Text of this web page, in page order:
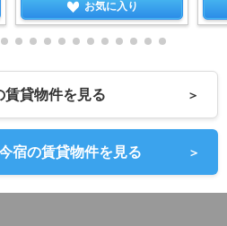
お気に入り
賃貸物件を見る ＞
宿の賃貸物件を見る ＞